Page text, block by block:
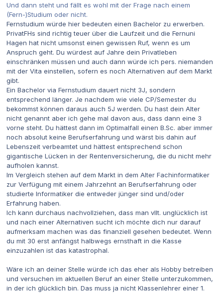
Und dann steht und fällt es wohl mit der Frage nach einem
(Fern-)Studium oder nicht.
Fernstudium würde hier bedeuten einen Bachelor zu erwerben.
PrivatFHs sind richtig teuer über die Laufzeit und die Fernuni
Hagen hat nicht umsonst einen gewissen Ruf, wenn es um
Anspruch geht. Du würdest auf Jahre dein Privatleben
einschränken müssen und auch dann würde ich pers. niemanden
mit der Vita einstellen, sofern es noch Alternativen auf dem Markt
gibt.
Ein Bachelor via Fernstudium dauert nicht 3J, sondern
entsprechend länger. Je nachdem wie viele CP/Semester du
bekommst können daraus auch 5J werden. Du hast dein Alter
nicht genannt aber ich gehe mal davon aus, dass dann eine 3
vorne steht. Du hättest dann im Optimalfall einen B.Sc. aber immer
noch absolut keine Berufserfahrung und wärst bis dahin auf
Lebenszeit verbeamtet und hättest entsprechend schon
gigantische Lücken in der Rentenversicherung, die du nicht mehr
aufholen kannst.
Im Vergleich stehen auf dem Markt in dem Alter Fachinformatiker
zur Verfügung mit einem Jahrzehnt an Berufserfahrung oder
studierte Informatiker die entweder jünger sind und/oder
Erfahrung haben.
Ich kann durchaus nachvollziehen, dass man vllt. unglücklich ist
und nach einer Alternativen sucht ich möchte dich nur darauf
aufmerksam machen was das finanziell gesehen bedeutet. Wenn
du mit 30 erst anfängst halbwegs ernsthaft in die Kasse
einzuzahlen ist das katastrophal.
Wäre ich an deiner Stelle würde ich das eher als Hobby betreiben
und versuchen im aktuellen Beruf an einer Stelle unterzukommen,
in der ich glücklich bin. Das muss ja nicht Klassenlehrer einer 1.